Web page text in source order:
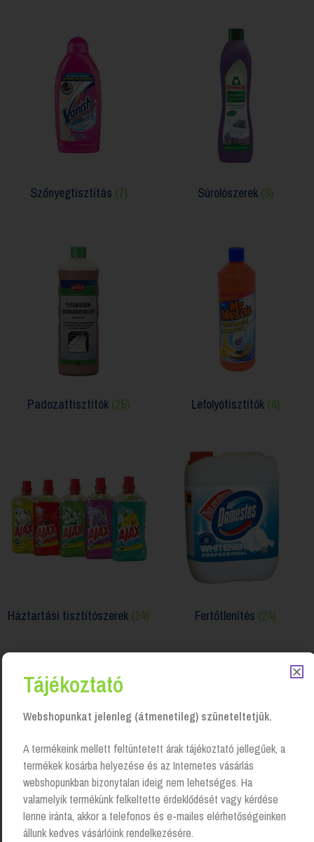
Szőnyegtisztítás (7) Súrolószerek (3)
Padozattisztítók (25) Lefolyótisztítók (4)
Háztartási tisztítószerek (24) Fertőtlenítés (24)
Bútortisztítók(8) Általános tisztítás(14)
Tájékoztató
Webshopunkat jelenleg (átmenetileg) szüneteltetjük.
A termékeink mellett feltüntetett árak tájékoztató jellegűek, a
termékek kosárba helyezése és az Internetes vásárlás
webshopunkban bizonytalan ideig nem lehetséges. Ha
valamelyik termékünk felkeltette érdeklődését vagy kérdése
lenne iránta, akkor a telefonos és e-mailes elérhetőségeinken
állunk kedves vásárlóink rendelkezésére.